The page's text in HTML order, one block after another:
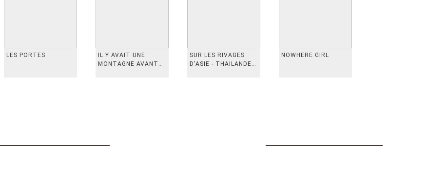
LES PORTES
IL Y AVAIT UNE
MONTAGNE AVANT
SUR LES RIVAGES
D'ASIE - THAILANDE,
NOWHERE GIRL